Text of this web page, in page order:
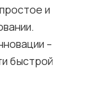
и
–
быстрой